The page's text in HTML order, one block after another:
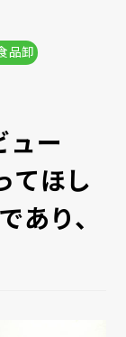
品卸
ュー
てほし
あり、